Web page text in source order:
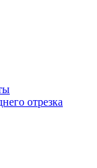
отрезка